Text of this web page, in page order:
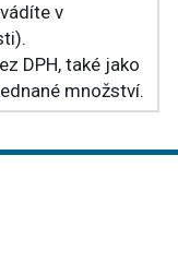
v
DPH, také jako
množství.